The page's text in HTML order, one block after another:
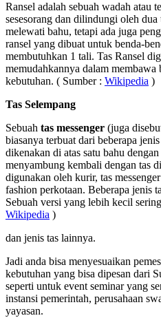
Ransel adalah sebuah wadah atau
sesesorang dan dilindungi oleh
melewati bahu, tetapi ada juga
ransel yang dibuat untuk benda-
membutuhkan 1 tali. Tas Ransel
memudahkannya dalam membawa
kebutuhan. ( Sumber : Wikipedia )
Tas Selempang
Sebuah tas messenger (juga
biasanya terbuat dari beberapa
dikenakan di atas satu bahu
menyambung kembali dengan tas
digunakan oleh kurir, tas
fashion perkotaan. Beberapa jenis
Sebuah versi yang lebih kecil
Wikipedia )
dan jenis tas lainnya.
Jadi anda bisa menyesuaikan
kebutuhan yang bisa dipesan dari
seperti untuk event seminar yang
instansi pemerintah, perusahaan
yayasan.